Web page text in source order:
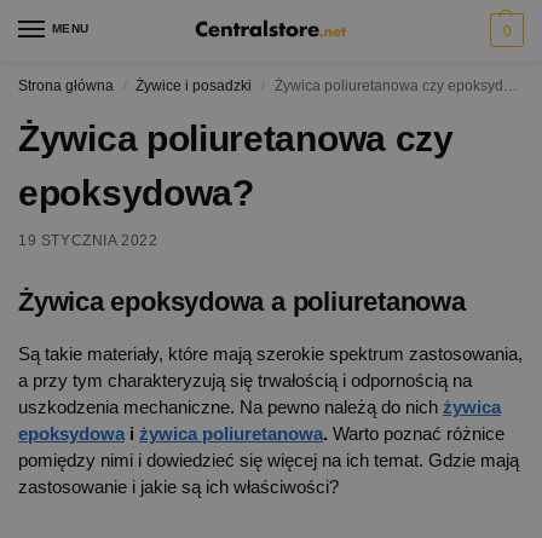
MENU 0
Strona główna / Żywice i posadzki / Żywica poliuretanowa czy epoksydowa?
Żywica poliuretanowa czy
epoksydowa?
19 STYCZNIA 2022
Żywica epoksydowa a poliuretanowa
Są takie materiały, które mają szerokie spektrum zastosowania,
a przy tym charakteryzują się trwałością i odpornością na
uszkodzenia mechaniczne. Na pewno należą do nich żywica
epoksydowa i żywica poliuretanowa. Warto poznać różnice
pomiędzy nimi i dowiedzieć się więcej na ich temat. Gdzie mają
zastosowanie i jakie są ich właściwości?